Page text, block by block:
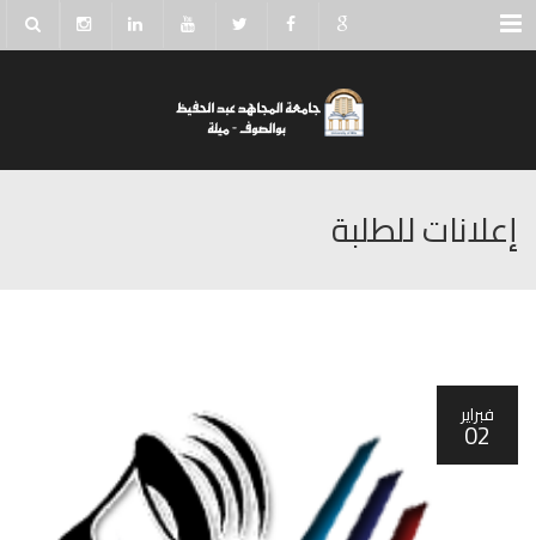
Menu
إعلانات للطلبة
فبراير
02